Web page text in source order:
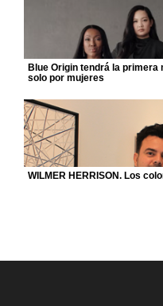
Blue Origin tendrá la
solo por mujeres
WILMER HERRISON. Los